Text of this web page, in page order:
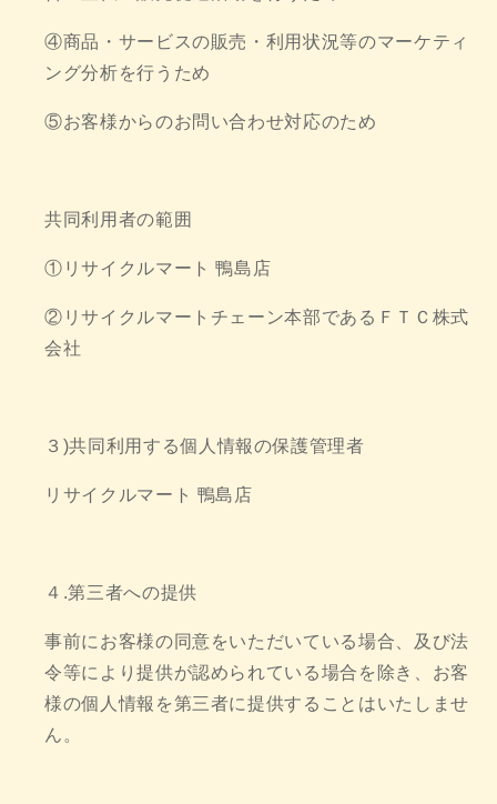
④商品・サービスの販売・利用状況等のマーケティ
ング分析を行うため
⑤お客様からのお問い合わせ対応のため
共同利用者の範囲
①リサイクルマート 鴨島店
②リサイクルマートチェーン本部であるＦＴＣ株式
会社
３)共同利用する個人情報の保護管理者
リサイクルマート 鴨島店
４.第三者への提供
事前にお客様の同意をいただいている場合、及び法
令等により提供が認められている場合を除き、お客
様の個人情報を第三者に提供することはいたしませ
ん。